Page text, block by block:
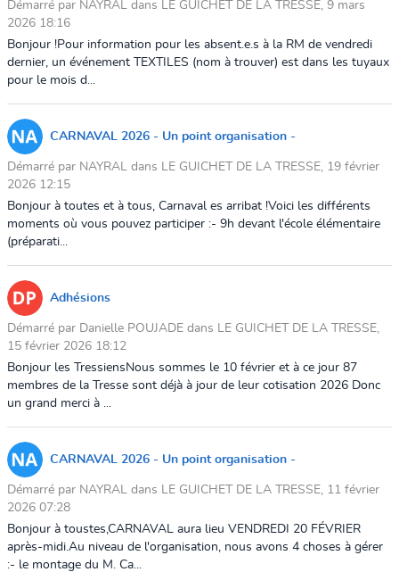
Démarré par NAYRAL dans LE GUICHET DE LA TRESSE, 9 mars
2026 18:16
Bonjour !Pour information pour les absent.e.s à la RM de vendredi
dernier, un événement TEXTILES (nom à trouver) est dans les tuyaux
pour le mois d...
CARNAVAL 2026 - Un point organisation -
Démarré par NAYRAL dans LE GUICHET DE LA TRESSE, 19 février
2026 12:15
Bonjour à toutes et à tous, Carnaval es arribat !Voici les différents
moments où vous pouvez participer :- 9h devant l'école élémentaire
(préparati...
Adhésions
Démarré par Danielle POUJADE dans LE GUICHET DE LA TRESSE,
15 février 2026 18:12
Bonjour les TressiensNous sommes le 10 février et à ce jour 87
membres de la Tresse sont déjà à jour de leur cotisation 2026 Donc
un grand merci à ...
CARNAVAL 2026 - Un point organisation -
Démarré par NAYRAL dans LE GUICHET DE LA TRESSE, 11 février
2026 07:28
Bonjour à toustes,CARNAVAL aura lieu VENDREDI 20 FÉVRIER
après-midi.Au niveau de l'organisation, nous avons 4 choses à gérer
:- le montage du M. Ca...